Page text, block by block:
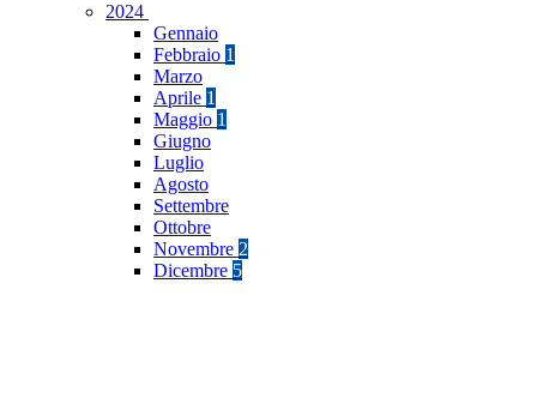
2024
Gennaio
Febbraio 1
Marzo
Aprile 1
Maggio 1
Giugno
Luglio
Agosto
Settembre
Ottobre
Novembre 2
Dicembre 5